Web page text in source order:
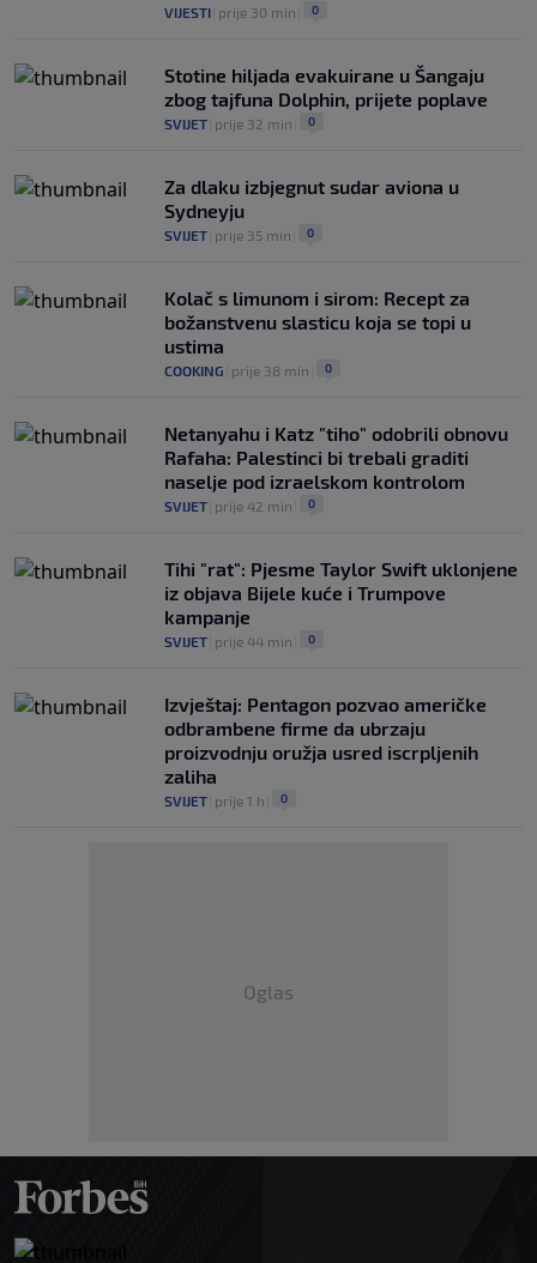
VIJESTI prije 30 min 0
Stotine hiljada evakuirane u Šangaju
zbog tajfuna Dolphin, prijete poplave
SVIJET prije 32 min 0
Za dlaku izbjegnut sudar aviona u
Sydneyju
SVIJET prije 35 min 0
Kolač s limunom i sirom: Recept za
božanstvenu slasticu koja se topi u
ustima
COOKING prije 38 min 0
Netanyahu i Katz "tiho" odobrili obnovu
Rafaha: Palestinci bi trebali graditi
naselje pod izraelskom kontrolom
SVIJET prije 42 min 0
Tihi "rat": Pjesme Taylor Swift uklonjene
iz objava Bijele kuće i Trumpove
kampanje
SVIJET prije 44 min 0
Izvještaj: Pentagon pozvao američke
odbrambene firme da ubrzaju
proizvodnju oružja usred iscrpljenih
zaliha
SVIJET prije 1 h 0
Oglas